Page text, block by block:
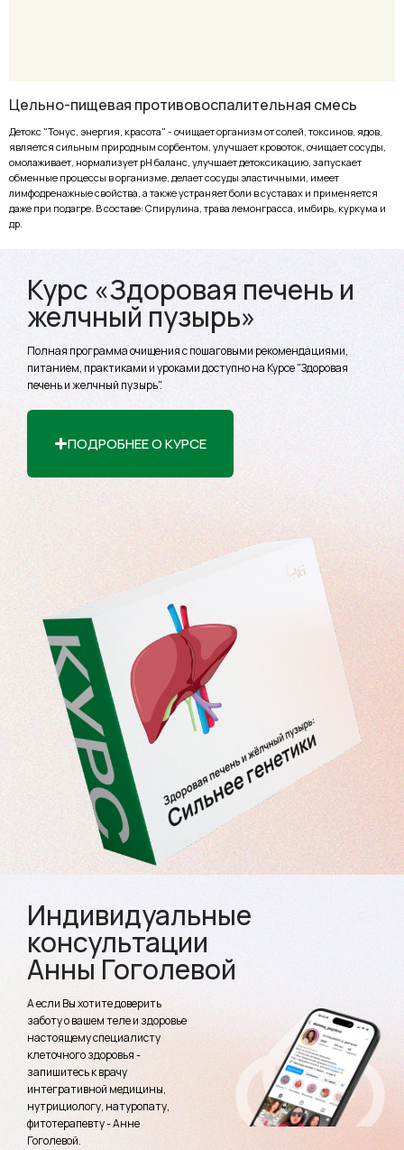
Цельно-пищевая противовоспалительная смесь
Детокс "Тонус, энергия, красота" - очищает организм от солей, токсинов, ядов,
является сильным природным сорбентом, улучшает кровоток, очищает сосуды,
омолаживает, нормализует pH баланс, улучшает детоксикацию, запускает
обменные процессы в организме, делает сосуды эластичными, имеет
лимфодренажные свойства, а также устраняет боли в суставах и применяется
даже при подагре. В составе: Спирулина, трава лемонграсса, имбирь, куркума и
др.
Курс «Здоровая печень и
желчный пузырь»
Полная программа очищения с пошаговыми рекомендациями,
питанием, практиками и уроками доступно на Курсе "Здоровая
печень и желчный пузырь".
ПОДРОБНЕЕ О КУРСЕ
Индивидуальные
консультации
Анны Гоголевой
А если Вы хотите доверить
заботу о вашем теле и здоровье
настоящему специалисту
клеточного здоровья -
запишитесь к врачу
интегративной медицины,
нутрициологу, натуропату,
фитотерапевту - Анне
Гоголевой.